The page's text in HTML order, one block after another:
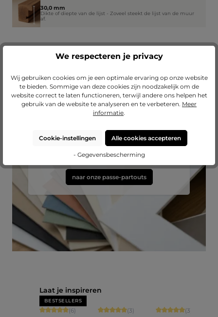
30,0 mm
Dikte of diepte van de lijst - Zoveel steekt de lijst van de muur
af.
Passend passe-partout?
Verfraai je lijst met een hoogwaardig passe-
partout van Mijn Favoriete Lijst.
naar onze passe-partouts
Productgalerij overslaan
Laat je inspireren
BESTSELLERS
Gemiddelde waardering van 5 van 5 sterren
(6)
Gemiddelde waardering van 5 van 5
(3)
Gemiddelde
(3)
We respecteren je privacy
Wij gebruiken cookies om je een optimale ervaring op onze website
te bieden. Sommige van deze cookies zijn noodzakelijk om de
website correct te laten functioneren, terwijl andere ons helpen het
gebruik van de website te analyseren en te verbeteren. Meer
informatie.
Cookie-instellingen Alle cookies accepteren
- Gegevensbescherming